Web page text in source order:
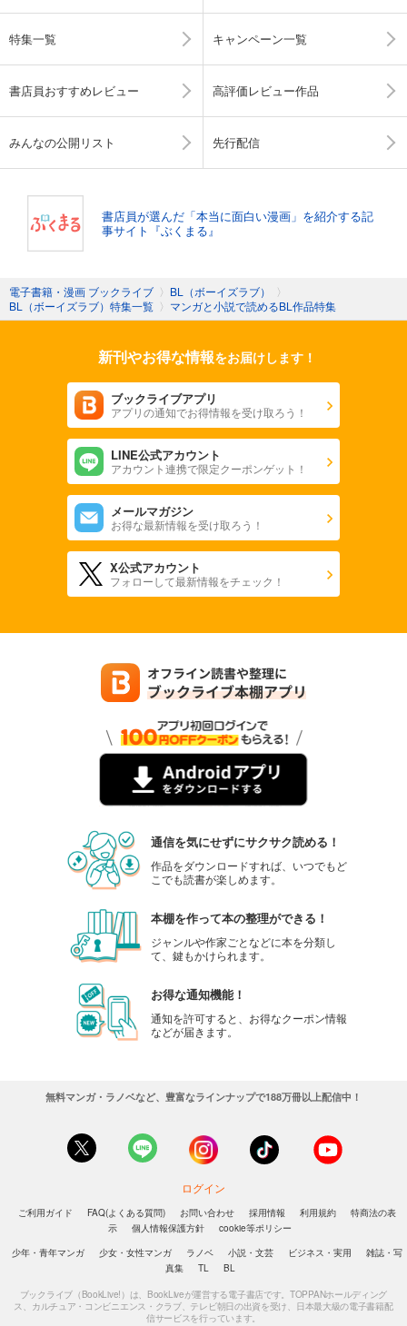
特集一覧 キャンペーン一覧
書店員おすすめレビュー 高評価レビュー作品
みんなの公開リスト 先行配信
書店員が選んだ「本当に面白い漫画」を紹介する記
事サイト『ぶくまる』
電子書籍・漫画 ブックライブ 〉 BL（ボーイズラブ）
〉
BL（ボーイズラブ）特集一覧 〉 マンガと小説で読めるBL作品特集
新刊やお得な情報をお届けします！
ブックライブアプリ
アプリの通知でお得情報を受け取ろう！
LINE公式アカウント
アカウント連携で限定クーポンゲット！
メールマガジン
お得な最新情報を受け取ろう！
X公式アカウント
フォローして最新情報をチェック！
通信を気にせずにサクサク読める！
作品をダウンロードすれば、いつでもど
こでも読書が楽しめます。
本棚を作って本の整理ができる！
ジャンルや作家ごとなどに本を分類し
て、鍵もかけられます。
お得な通知機能！
通知を許可すると、お得なクーポン情報
などが届きます。
無料マンガ・ラノベなど、豊富なラインナップで188万冊以上配信中！
ログイン
ご利用ガイド FAQ(よくある質問) お問い合わせ 採用情報 利用規約
特商法の表
示
個人情報保護方針
cookie等ポリシー
少年・青年マンガ
少女・女性マンガ ラノベ 小説・文芸 ビジネス・実用
雑誌・写
真集
TL BL
ブックライブ（BookLive!）は、BookLiveが運営する電子書店です。TOPPANホールディング
ス、カルチュア・コンビニエンス・クラブ、テレビ朝日の出資を受け、日本最大級の電子書籍配
信サービスを行っています。